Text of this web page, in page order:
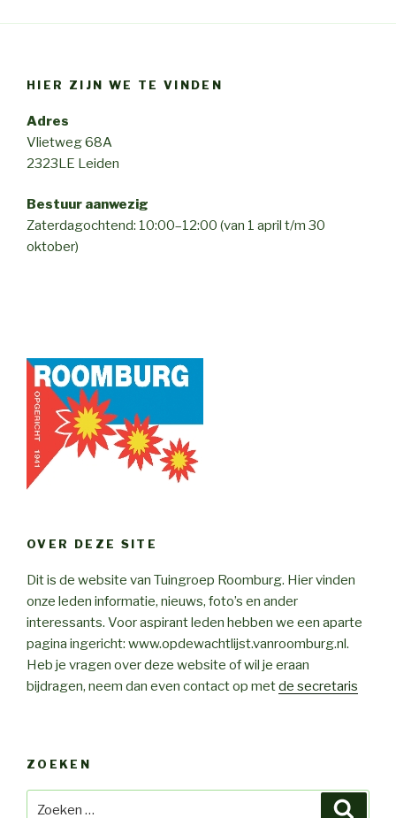
HIER ZIJN WE TE VINDEN
Adres
Vlietweg 68A
2323LE Leiden
Bestuur aanwezig
Zaterdagochtend: 10:00–12:00 (van 1 april t/m 30
oktober)
OVER DEZE SITE
Dit is de website van Tuingroep Roomburg. Hier vinden
onze leden informatie, nieuws, foto’s en ander
interessants. Voor aspirant leden hebben we een aparte
pagina ingericht: www.opdewachtlijst.vanroomburg.nl.
Heb je vragen over deze website of wil je eraan
bijdragen, neem dan even contact op metde secretaris
ZOEKEN